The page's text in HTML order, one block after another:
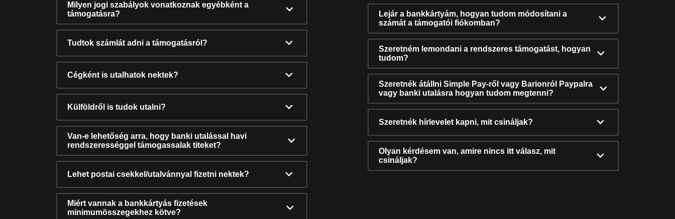
Milyen jogi szabályok vonatkoznak egyébként a
támogatásra?
Tudtok számlát adni a támogatásról?
Cégként is utalhatok nektek?
Külföldről is tudok utalni?
Van-e lehetőség arra, hogy banki utalással havi
rendszerességgel támogassalak titeket?
Lehet postai csekkel/utalvánnyal fizetni nektek?
Miért vannak a bankkártyás fizetések
minimumösszegekhez kötve?
Lejár a bankkártyám, hogyan tudom módosítani a
számát a támogatói fiókomban?
Szeretném lemondani a rendszeres támogatást, hogyan
tudom?
Szeretnék átállni Simple Pay-ről vagy Barionról Paypalra
vagy banki utalásra hogyan tudom megtenni?
Szeretnék hírlevelet kapni, mit csináljak?
Olyan kérdésem van, amire nincs itt válasz, mit
csináljak?